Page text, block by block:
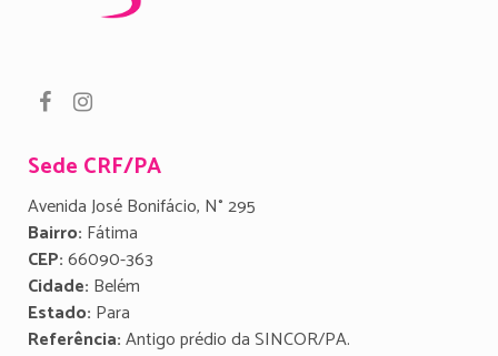
Sede CRF/PA
Avenida José Bonifácio, N° 295
Bairro: Fátima
CEP:66090-363
Cidade: Belém
Estado: Para
Referência:Antigo prédio da SINCOR/PA.